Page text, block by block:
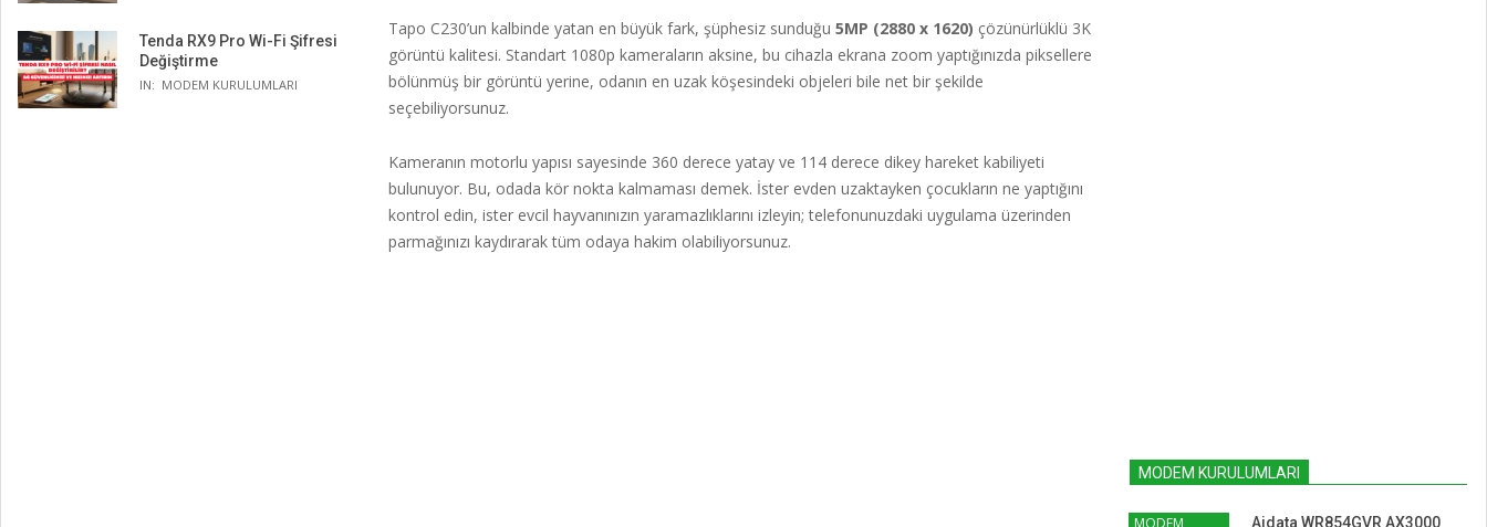
Tapo C230’un kalbinde yatan en büyük fark, şüphesiz sunduğu 5MP (2880 x 1620) çözünürlüklü 3K
görüntü kalitesi. Standart 1080p kameraların aksine, bu cihazla ekrana zoom yaptığınızda piksellere
bölünmüş bir görüntü yerine, odanın en uzak köşesindeki objeleri bile net bir şekilde
seçebiliyorsunuz.
Kameranın motorlu yapısı sayesinde 360 derece yatay ve 114 derece dikey hareket kabiliyeti
bulunuyor. Bu, odada kör nokta kalmaması demek. İster evden uzaktayken çocukların ne yaptığını
kontrol edin, ister evcil hayvanınızın yaramazlıklarını izleyin; telefonunuzdaki uygulama üzerinden
parmağınızı kaydırarak tüm odaya hakim olabiliyorsunuz.
Tenda RX9 Pro Wi-Fi Şifresi
Değiştirme
IN: MODEM KURULUMLARI
MODEM KURULUMLARI
MODEM Aidata WR854GVR AX3000